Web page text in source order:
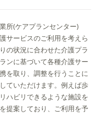
所(ケアプランセンター)
サービスのご利用を考えら
の状況に合わせた介護プラ
ンに基づいて各種介護サー
を取り、調整を行うことに
ていただけます。例えば歩
ハビリできるような施設を
提案しており、ご利用を予